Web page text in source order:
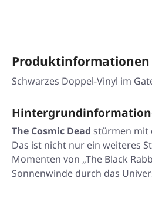
Produktinformationen
Schwarzes Doppel-Vinyl im
The Cosmic Dead stürmen mit
Das ist nicht nur ein weiteres
Momenten von „The Black
Sonnenwinde durch das